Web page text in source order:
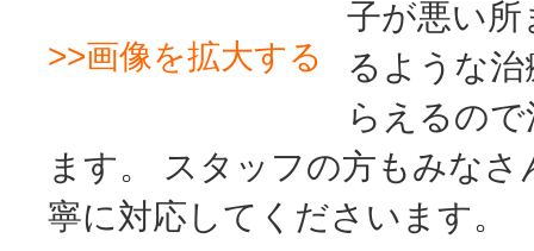
>>画像を拡大する
子が悪い所
るような
らえるの
ます。 スタッフの方もみなさ
寧に対応してくださいます。